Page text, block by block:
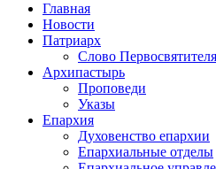
Главная
Новости
Патриарх
Слово Первосвятителя
Архипастырь
Проповеди
Указы
Епархия
Духовенство епархии
Епархиальные отделы